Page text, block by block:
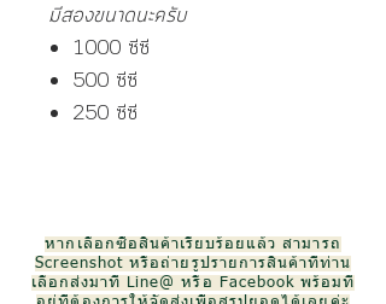
มีสองขนาดนะครับ
1000 ซีซี
500 ซีซี
250 ซีซี
หากเลือกซื้อสินค้าเรียบร้อยแล้ว สามารถ
Screenshot หรือถ่ายรูปรายการสินค้าที่ท่าน
เลือกส่งมาที่ Line@ หรือ Facebook พร้อมที่